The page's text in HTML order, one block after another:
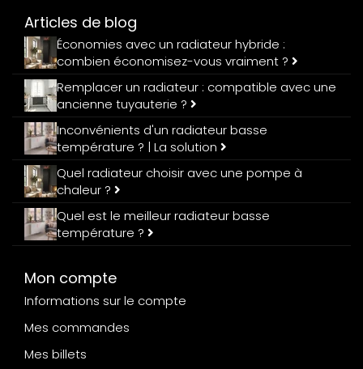
Articles de blog
Économies avec un radiateur hybride :
combien économisez-vous vraiment ?
Remplacer un radiateur : compatible avec une
ancienne tuyauterie ?
Inconvénients d'un radiateur basse
température ? | La solution
Quel radiateur choisir avec une pompe à
chaleur ?
Quel est le meilleur radiateur basse
température ?
Mon compte
Informations sur le compte
Mes commandes
Mes billets